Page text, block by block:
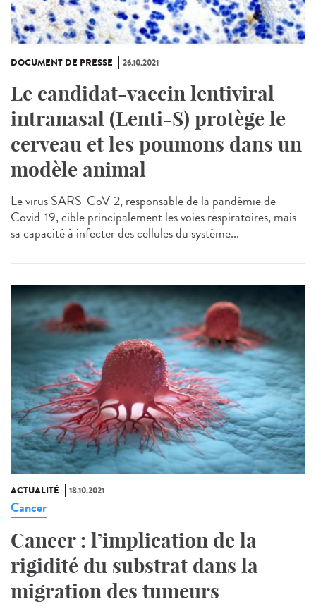
DOCUMENT DE PRESSE 26.10.2021
Le candidat-vaccin lentiviral
intranasal (Lenti-S) protège le
cerveau et les poumons dans un
modèle animal
Le virus SARS-CoV-2, responsable de la pandémie de
Covid-19, cible principalement les voies respiratoires, mais
sa capacité à infecter des cellules du système...
ACTUALITÉ 18.10.2021
Cancer
Cancer : l’implication de la
rigidité du substrat dans la
migration des tumeurs